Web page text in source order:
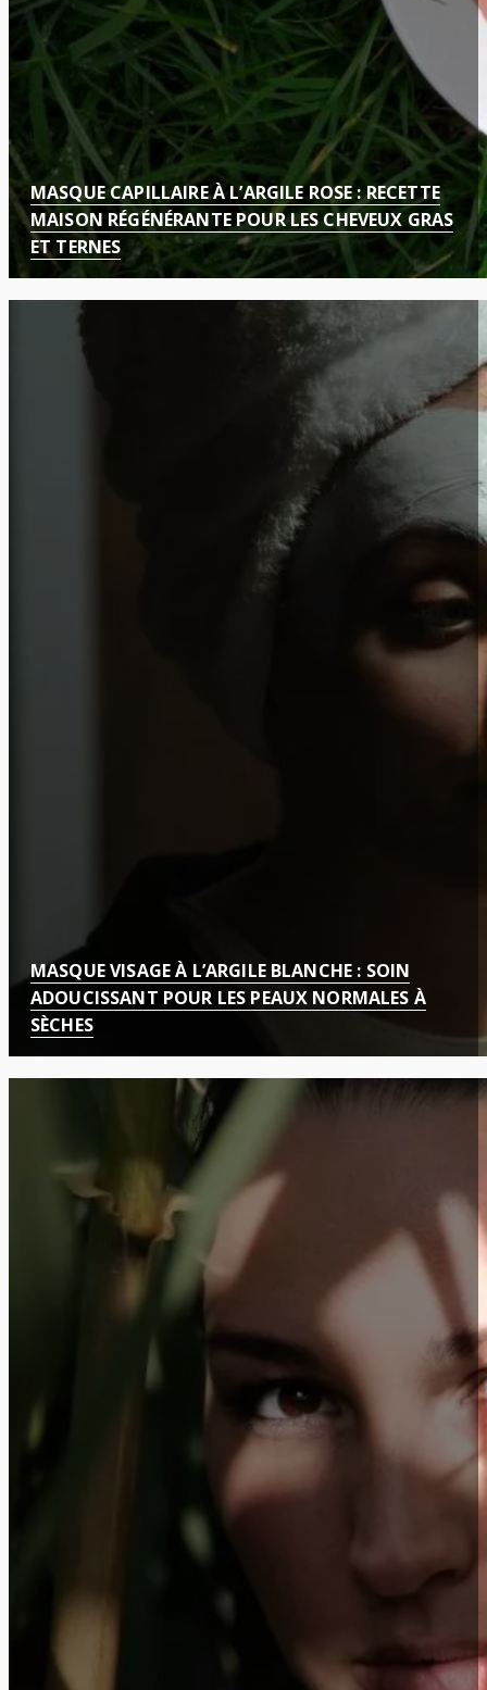
MASQUE CAPILLAIRE À L’ARGILE ROSE : RECETTE
MAISON RÉGÉNÉRANTE POUR LES CHEVEUX GRAS
ET TERNES
MASQUE VISAGE À L’ARGILE BLANCHE : SOIN
ADOUCISSANT POUR LES PEAUX NORMALES À
SÈCHES